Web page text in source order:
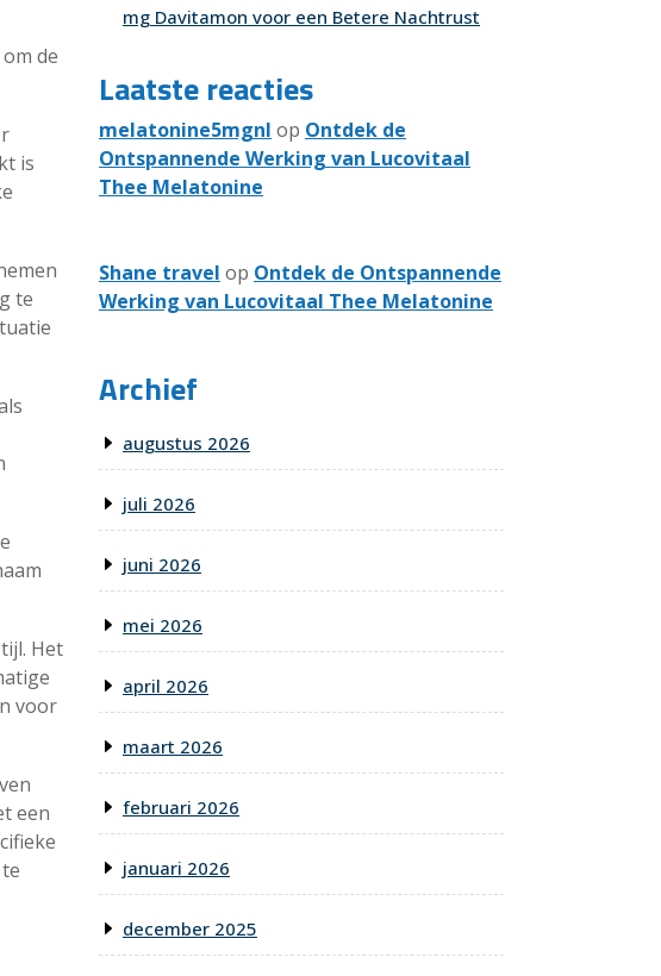
de
is
te
Het
voor
een
mg Davitamon voor een Betere Nachtrust
Laatste reacties
melatonine5mgnl op Ontdek de
Ontspannende Werking van Lucovitaal
Thee Melatonine
Shane travel op Ontdek de Ontspannende
Werking van Lucovitaal Thee Melatonine
Archief
augustus 2026
juli 2026
juni 2026
mei 2026
april 2026
maart 2026
februari 2026
januari 2026
december 2025